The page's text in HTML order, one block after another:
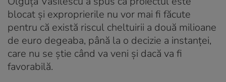
blocat și exproprierile nu vor mai fi făcute
pentru că există riscul cheltuirii a două milioane
de euro degeaba, până la o decizie a instanței,
care nu se știe când va veni și dacă va fi
favorabilă.